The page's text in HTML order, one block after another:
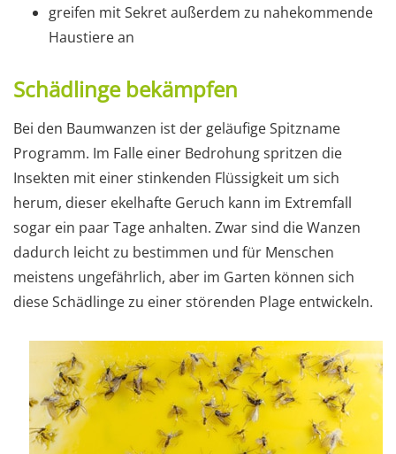
greifen mit Sekret außerdem zu nahekommende
Haustiere an
Schädlinge bekämpfen
Bei den Baumwanzen ist der geläufige Spitzname
Programm. Im Falle einer Bedrohung spritzen die
Insekten mit einer stinkenden Flüssigkeit um sich
herum, dieser ekelhafte Geruch kann im Extremfall
sogar ein paar Tage anhalten. Zwar sind die Wanzen
dadurch leicht zu bestimmen und für Menschen
meistens ungefährlich, aber im Garten können sich
diese Schädlinge zu einer störenden Plage entwickeln.